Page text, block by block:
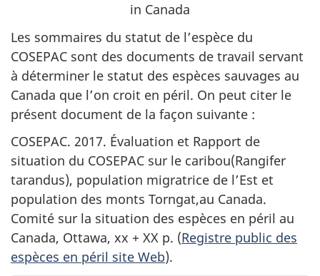
in Canada
Les sommaires du statut de l’espèce du
COSEPAC sont des documents de travail servant
à déterminer le statut des espèces sauvages au
Canada que l’on croit en péril. On peut citer le
présent document de la façon suivante :
COSEPAC. 2017. Évaluation et Rapport de
situation du COSEPAC sur le caribou(Rangifer
tarandus), population migratrice de l’Est et
population des monts Torngat,au Canada.
Comité sur la situation des espèces en péril au
Canada, Ottawa, xx + XX p. (Registre public des
espèces en péril site Web).